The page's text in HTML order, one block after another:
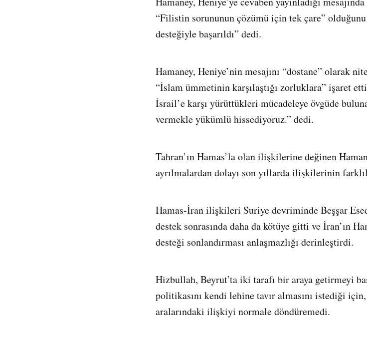
“Filistin sorununun çözümü için tek çare”
desteğiyle başarıldı” dedi.
Hamaney, Heniye’nin mesajını “dostane” olarak
“İslam ümmetinin karşılaştığı zorluklara” işaret
İsrail’e karşı yürüttükleri mücadeleye övgüde
vermekle yükümlü hissediyoruz.” dedi.
Tahran’ın Hamas’la olan ilişkilerine değinen
ayrılmalardan dolayı son yıllarda ilişkilerinin
Hamas-İran ilişkileri Suriye devriminde Beşşar
destek sonrasında daha da kötüye gitti ve İran’ın
desteği sonlandırması anlaşmazlığı derinleştirdi.
Hizbullah, Beyrut’ta iki tarafı bir araya getirmeyi
politikasını kendi lehine tavır almasını istediği
aralarındaki ilişkiyi normale döndüremedi.